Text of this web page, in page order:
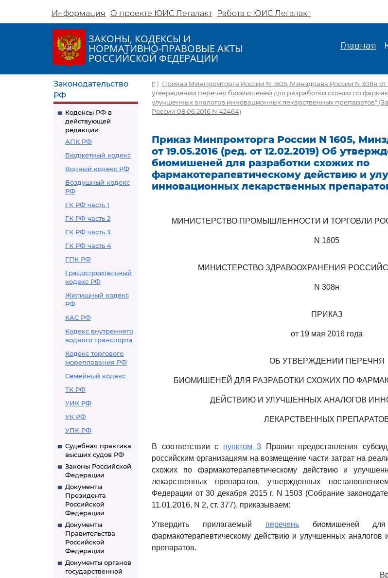
Информация О проекте ЮИС Легалакт Работа с ЮИС Легалакт
ЗАКОНЫ, КОДЕКСЫ И
НОРМАТИВНО-ПРАВОВЫЕ АКТЫ
РОССИЙСКОЙ ФЕДЕРАЦИИ
Главная
Законодательство
РФ
Кодексы РФ в
действующей
редакции
АПК РФ
Бюджетный кодекс
Водный кодекс РФ
Воздушный кодекс
РФ
ГК РФ часть 1
ГК РФ часть 2
ГК РФ часть 3
ГК РФ часть 4
ГПК РФ
Градостроительный
кодекс РФ
Жилищный кодекс
РФ
КАС РФ
Кодекс внутреннего
водного транспорта
Кодекс торгового
мореплавания РФ
Семейный кодекс
ТК РФ
УИК РФ
УК РФ
УПК РФ
Судебная практика
высших судов РФ
Законы Российской
Федерации
Документы
Президента
Российской
Федерации
Документы
Правительства
Российской
Федерации
Документы органов
государственной
| Приказ Минпромторга России N 1605, Минздрава России N 308н от
утверждении перечня биомишеней для разработки схожих по
улучшенных аналогов инновационных лекарственных препаратов"
России 08.06.2016 N 42464)
Приказ Минпромторга России N 1605,
от 19.05.2016 (ред. от 12.02.2019) Об
биомишеней для разработки схожих по
фармакотерапевтическому действию и
инновационных лекарственных
МИНИСТЕРСТВО ПРОМЫШЛЕННОСТИ И ТОРГОВЛИ
N 1605
МИНИСТЕРСТВО ЗДРАВООХРАНЕНИЯ
N 308н
ПРИКАЗ
от 19 мая 2016 года
ОБ УТВЕРЖДЕНИИ ПЕРЕЧНЯ
БИОМИШЕНЕЙ ДЛЯ РАЗРАБОТКИ СХОЖИХ ПО
ДЕЙСТВИЮ И УЛУЧШЕННЫХ АНАЛОГОВ
ЛЕКАРСТВЕННЫХ
В соответствии с пунктом 3 Правил предоставления
российским организациям на возмещение части затрат на
схожих по фармакотерапевтическому действию и
лекарственных препаратов, утвержденных
Федерации от 30 декабря 2015 г. N 1503 (Собрание
11.01.2016, N 2, ст. 377), приказываем:
Утвердить прилагаемый переченьбиомишеней для
фармакотерапевтическому действию и улучшенных аналогов
препаратов.